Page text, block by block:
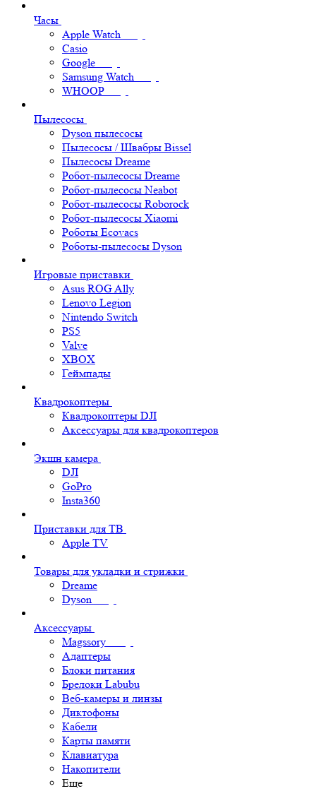
Часы
Apple Watch
Casio
Google
Samsung Watch
WHOOP
Пылесосы
Dyson пылесосы
Пылесосы / Швабры Bissel
Пылесосы Dreame
Робот-пылесосы Dreame
Робот-пылесосы Neabot
Робот-пылесосы Roborock
Робот-пылесосы Xiaomi
Роботы Ecovacs
Роботы-пылесосы Dyson
Игровые приставки
Asus ROG Ally
Lenovo Legion
Nintendo Switch
PS5
Valve
XBOX
Геймпады
Квадрокоптеры
Квадрокоптеры DJI
Аксессуары для квадрокоптеров
Экшн камера
DJI
GoPro
Insta360
Приставки для ТВ
Apple TV
Товары для укладки и стрижки
Dreame
Dyson
Аксессуары
Magssory
Адаптеры
Блоки питания
Брелоки Labubu
Веб-камеры и линзы
Диктофоны
Кабели
Карты памяти
Клавиатура
Накопители
Еще